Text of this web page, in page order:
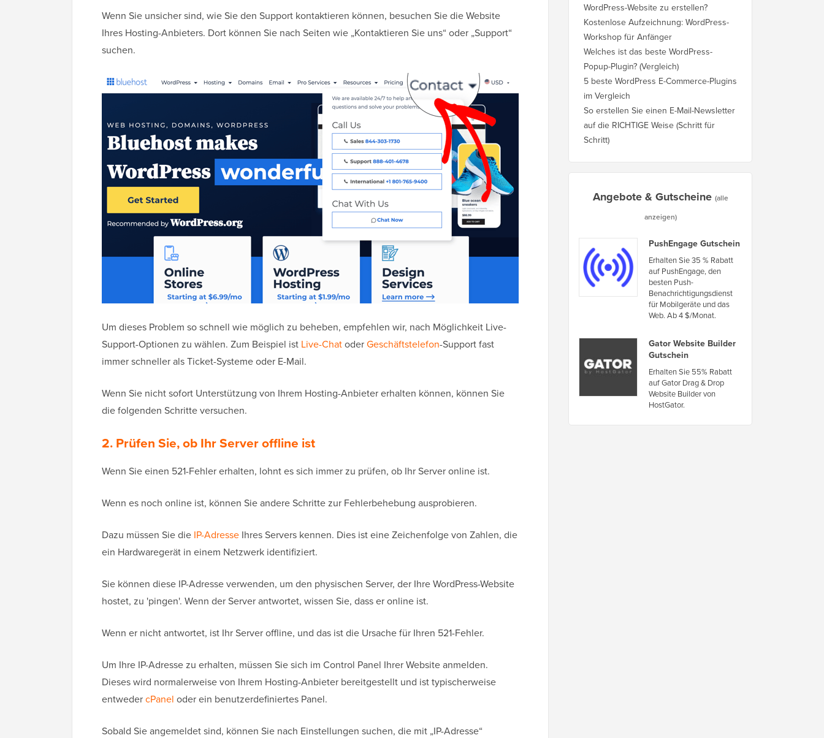
Wenn Sie unsicher sind, wie Sie den Support kontaktieren können, besuchen Sie die Website
Ihres Hosting-Anbieters. Dort können Sie nach Seiten wie „Kontaktieren Sie uns“ oder „Support“
suchen.
Um dieses Problem so schnell wie möglich zu beheben, empfehlen wir, nach Möglichkeit Live-
Support-Optionen zu wählen. Zum Beispiel ist Live-ChatoderGeschäftstelefon-Support fast
immer schneller als Ticket-Systeme oder E-Mail.
Wenn Sie nicht sofort Unterstützung von Ihrem Hosting-Anbieter erhalten können, können Sie
die folgenden Schritte versuchen.
2. Prüfen Sie, ob Ihr Server offline ist
Wenn Sie einen 521-Fehler erhalten, lohnt es sich immer zu prüfen, ob Ihr Server online ist.
Wenn es noch online ist, können Sie andere Schritte zur Fehlerbehebung ausprobieren.
Dazu müssen Sie die IP-Adresse Ihres Servers kennen. Dies ist eine Zeichenfolge von Zahlen, die
ein Hardwaregerät in einem Netzwerk identifiziert.
Sie können diese IP-Adresse verwenden, um den physischen Server, der Ihre WordPress-Website
hostet, zu 'pingen'. Wenn der Server antwortet, wissen Sie, dass er online ist.
Wenn er nicht antwortet, ist Ihr Server offline, und das ist die Ursache für Ihren 521-Fehler.
Um Ihre IP-Adresse zu erhalten, müssen Sie sich im Control Panel Ihrer Website anmelden.
Dieses wird normalerweise von Ihrem Hosting-Anbieter bereitgestellt und ist typischerweise
entwedercPanel oder ein benutzerdefiniertes Panel.
Sobald Sie angemeldet sind, können Sie nach Einstellungen suchen, die mit „IP-Adresse“
WordPress-Website zu erstellen?
Kostenlose Aufzeichnung: WordPress-
Workshop für Anfänger
Welches ist das beste WordPress-
Popup-Plugin? (Vergleich)
5 beste WordPress E-Commerce-Plugins
im Vergleich
So erstellen Sie einen E-Mail-Newsletter
auf die RICHTIGE Weise (Schritt für
Schritt)
Angebote & Gutscheine (alle
anzeigen)
PushEngage Gutschein
Erhalten Sie 35 % Rabatt
auf PushEngage, den
besten Push-
Benachrichtigungsdienst
für Mobilgeräte und das
Web. Ab 4 $/Monat.
Gator Website Builder
Gutschein
Erhalten Sie 55% Rabatt
auf Gator Drag & Drop
Website Builder von
HostGator.